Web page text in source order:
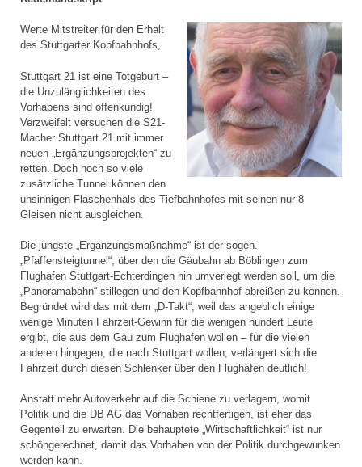
Werte Mitstreiter für den Erhalt
des Stuttgarter Kopfbahnhofs,
Stuttgart 21 ist eine Totgeburt –
die Unzulänglichkeiten des
Vorhabens sind offenkundig!
Verzweifelt versuchen die S21-
Macher Stuttgart 21 mit immer
neuen „Ergänzungsprojekten“ zu
retten. Doch noch so viele
zusätzliche Tunnel können den
unsinnigen Flaschenhals des Tiefbahnhofes mit seinen nur 8
Gleisen nicht ausgleichen.
Die jüngste „Ergänzungsmaßnahme“ ist der sogen.
„Pfaffensteigtunnel“, über den die Gäubahn ab Böblingen zum
Flughafen Stuttgart-Echterdingen hin umverlegt werden soll, um die
„Panoramabahn“ stillegen und den Kopfbahnhof abreißen zu können.
Begründet wird das mit dem „D-Takt“, weil das angeblich einige
wenige Minuten Fahrzeit-Gewinn für die wenigen hundert Leute
ergibt, die aus dem Gäu zum Flughafen wollen – für die vielen
anderen hingegen, die nach Stuttgart wollen, verlängert sich die
Fahrzeit durch diesen Schlenker über den Flughafen deutlich!
Anstatt mehr Autoverkehr auf die Schiene zu verlagern, womit
Politik und die DB AG das Vorhaben rechtfertigen, ist eher das
Gegenteil zu erwarten. Die behauptete „Wirtschaftlichkeit“ ist nur
schöngerechnet, damit das Vorhaben von der Politik durchgewunken
werden kann.